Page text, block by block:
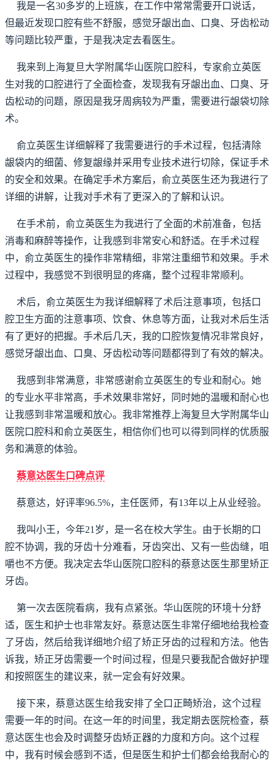
我是一名30多岁的上班族，在工作中常常需要开口说话，
但最近发现口腔有些不舒服，感觉牙龈出血、口臭、牙齿松动
等问题比较严重，于是我决定去看医生。
我来到上海复旦大学附属华山医院口腔科，专家俞立英医
生对我的口腔进行了全面检查，发现我有牙龈出血、口臭、牙
齿松动的问题，原因是我牙周病较为严重，需要进行龈袋切除
术。
俞立英医生详细解释了我需要进行的手术过程，包括清除
龈袋内的细菌、修复龈缘并采用专业技术进行切除，保证手术
的安全和效果。在确定手术方案后，俞立英医生还为我进行了
详细的讲解，让我对手术有了更深入的了解和认识。
在手术前，俞立英医生为我进行了全面的术前准备，包括
消毒和麻醉等操作，让我感到非常安心和舒适。在手术过程
中，俞立英医生的操作非常精细，非常注重细节和效果。手术
过程中，我感觉不到很明显的疼痛，整个过程非常顺利。
术后，俞立英医生为我详细解释了术后注意事项，包括口
腔卫生方面的注意事项、饮食、休息等方面，让我对术后生活
有了更好的把握。手术后几天，我的口腔恢复情况非常良好，
感觉牙龈出血、口臭、牙齿松动等问题都得到了有效的解决。
我感到非常满意，非常感谢俞立英医生的专业和耐心。她
的专业水平非常高，手术效果非常好，同时她的温暖和耐心也
让我感到非常温暖和放心。我非常推荐上海复旦大学附属华山
医院口腔科和俞立英医生，相信你们也可以得到同样的优质服
务和满意的体验。
蔡意达医生口碑点评
蔡意达，好评率96.5%，主任医师，有13年以上从业经验。
我叫小王，今年21岁，是一名在校大学生。由于长期的口
腔不协调，我的牙齿十分难看，牙齿突出、又有一些齿缝，咀
嚼也不方便。我决定去华山医院口腔科的蔡意达医生那里矫正
牙齿。
第一次去医院看病，我有点紧张。华山医院的环境十分舒
适，医生和护士也非常友好。蔡意达医生非常仔细地给我检查
了牙齿，然后给我详细地介绍了矫正牙齿的过程和方法。他告
诉我，矫正牙齿需要一个时间过程，但是只要我配合做好护理
和按照医生的建议来，就一定会有好效果。
接下来，蔡意达医生给我安排了全口正畸矫治，这个过程
需要一年的时间。在这一年的时间里，我定期去医院检查，蔡
意达医生也会及时调整牙齿矫正器的力度和方向。这个过程
中，我有时候会感到不适，但是医生和护士们都会给我耐心的